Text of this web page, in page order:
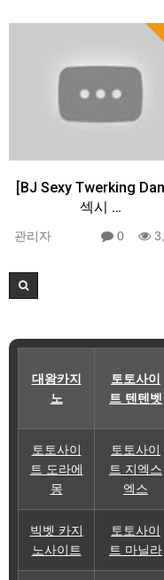
[BJ Sexy Twerking
섹시 …
관리자 0
대왕카지
노
토토사이
트 텐텐벳
토토사이
트 도라에
몽
토토사이
트 지엑스
엑스
빅벳 카지
노사이트
토토사이
트 마닐라